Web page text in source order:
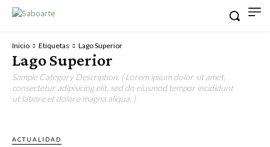
Inicio Etiquetas Lago Superior
Lago Superior
Sample Category Description. ( Lorem ipsum dolor sit amet,
consectetur adipisicing elit, sed do eiusmod tempor incididunt
ut labore et dolore magna aliqua. )
ACTUALIDAD